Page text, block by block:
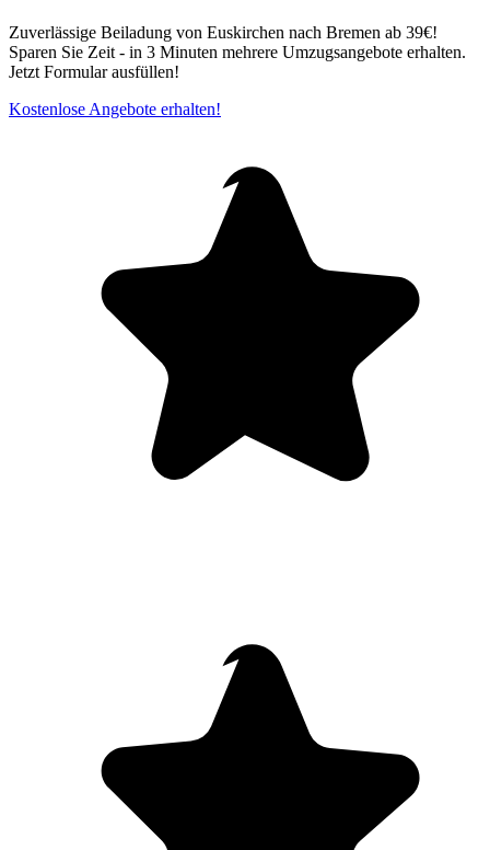
Zuverlässige Beiladung von Euskirchen nach Bremen ab 39€!
Sparen Sie Zeit - in 3 Minuten mehrere Umzugsangebote erhalten.
Jetzt Formular ausfüllen!
Kostenlose Angebote erhalten!